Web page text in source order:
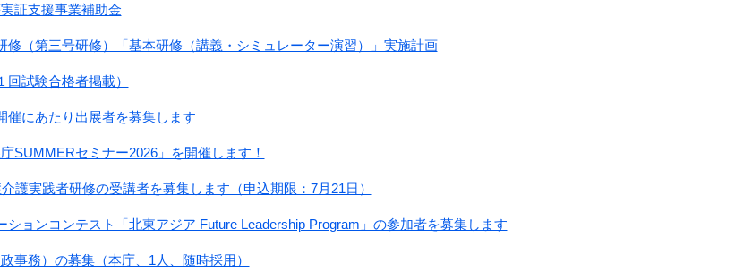
証支援事業補助金
修（第三号研修）「基本研修（講義・シミュレーター演習）」実施計画
試験合格者掲載）
催にあたり出展者を募集します
SUMMERセミナー2026」を開催します！
護実践者研修の受講者を募集します（申込期限：7月21日）
ョンコンテスト「北東アジア Future Leadership Program」の参加者を募集します
事務）の募集（本庁、1人、随時採用）